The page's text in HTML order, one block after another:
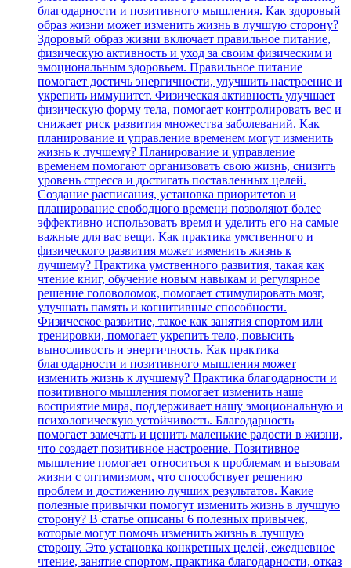
благодарности и позитивного мышления. Как здоровый
образ жизни может изменить жизнь в лучшую сторону?
Здоровый образ жизни включает правильное питание,
физическую активность и уход за своим физическим и
эмоциональным здоровьем. Правильное питание
помогает достичь энергичности, улучшить настроение и
укрепить иммунитет. Физическая активность улучшает
физическую форму тела, помогает контролировать вес и
снижает риск развития множества заболеваний. Как
планирование и управление временем могут изменить
жизнь к лучшему? Планирование и управление
временем помогают организовать свою жизнь, снизить
уровень стресса и достигать поставленных целей.
Создание расписания, установка приоритетов и
планирование свободного времени позволяют более
эффективно использовать время и уделить его на самые
важные для вас вещи. Как практика умственного и
физического развития может изменить жизнь к
лучшему? Практика умственного развития, такая как
чтение книг, обучение новым навыкам и регулярное
решение головоломок, помогает стимулировать мозг,
улучшать память и когнитивные способности.
Физическое развитие, такое как занятия спортом или
тренировки, помогает укрепить тело, повысить
выносливость и энергичность. Как практика
благодарности и позитивного мышления может
изменить жизнь к лучшему? Практика благодарности и
позитивного мышления помогает изменить наше
восприятие мира, поддерживает нашу эмоциональную и
психологическую устойчивость. Благодарность
помогает замечать и ценить маленькие радости в жизни,
что создает позитивное настроение. Позитивное
мышление помогает относиться к проблемам и вызовам
жизни с оптимизмом, что способствует решению
проблем и достижению лучших результатов. Какие
полезные привычки помогут изменить жизнь в лучшую
сторону? В статье описаны 6 полезных привычек,
которые могут помочь изменить жизнь в лучшую
сторону. Это установка конкретных целей, ежедневное
чтение, занятие спортом, практика благодарности, отказ